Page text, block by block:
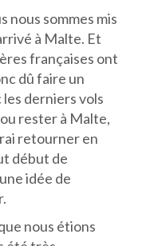
nous sommes mis
à Malte. Et
françaises ont
dû faire un
derniers vols
rester à Malte,
retourner en
début de
idée de
nous étions